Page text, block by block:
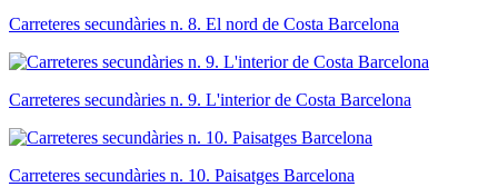
Carreteres secundàries n. 8. El nord de Costa Barcelona
Carreteres secundàries n. 9. L'interior de Costa Barcelona
Carreteres secundàries n. 10. Paisatges Barcelona